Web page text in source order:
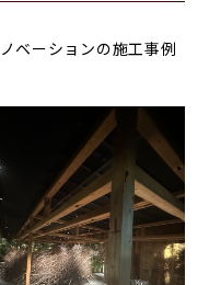
ベーションの施工事例